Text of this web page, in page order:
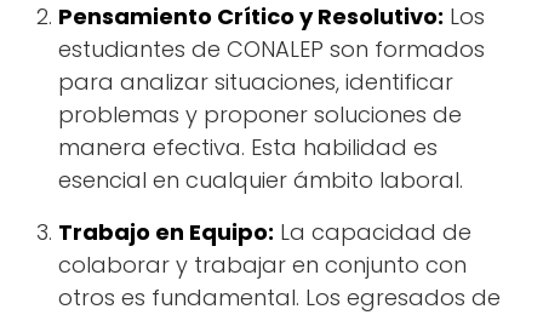
Pensamiento Crítico y Resolutivo: Los
estudiantes de CONALEP son formados
para analizar situaciones, identificar
problemas y proponer soluciones de
manera efectiva. Esta habilidad es
esencial en cualquier ámbito laboral.
Trabajo en Equipo: La capacidad de
colaborar y trabajar en conjunto con
otros es fundamental. Los egresados de